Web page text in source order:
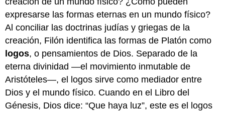
expresarse las formas eternas en un mundo físico?
Al conciliar las doctrinas judías y griegas de la
creación, Filón identifica las formas de Platón como
logos, o pensamientos de Dios. Separado de la
eterna divinidad —el movimiento inmutable de
Aristóteles—, el logos sirve como mediador entre
Dios y el mundo físico. Cuando en el Libro del
Génesis, Dios dice: “Que haya luz”, este es el logos